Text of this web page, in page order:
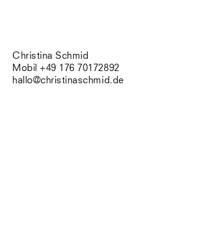
Christina Schmid
Mobil +49 176 70172892
hallo@christinaschmid.de